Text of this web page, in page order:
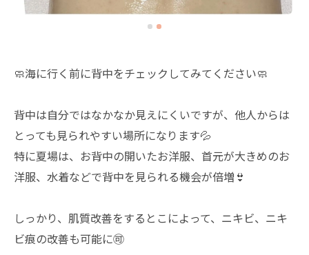
🧼海に行く前に背中をチェックしてみてください🧼
背中は自分ではなかなか見えにくいですが、他人からは
とっても見られやすい場所になります💦
特に夏場は、お背中の開いたお洋服、首元が大きめのお
洋服、水着などで背中を見られる機会が倍増👙
しっかり、肌質改善をするとこによって、ニキビ、ニキ
ビ痕の改善も可能に🉑